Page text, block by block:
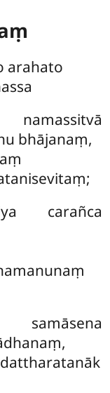
arahato
namassitvā
bhājanaṃ,
carañca